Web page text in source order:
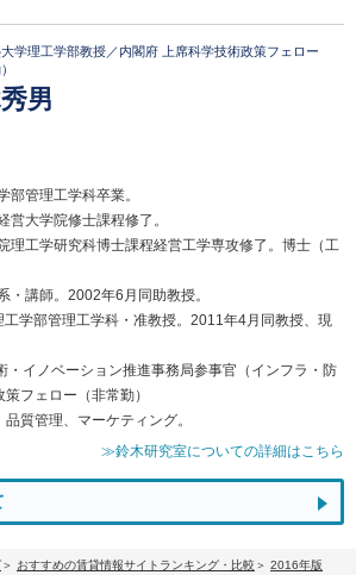
学理工学部教授／内閣府 上席科学技術政策フェロー
男
部管理工学科卒業。
営大学院修士課程修了。
理工学研究科博士課程経営工学専攻修了。博士（工
・講師。2002年6月同助教授。
学部管理工学科・准教授。2011年4月同教授、現
・イノベーション推進事務局参事官（インフラ・防
フェロー（非常勤）
質管理、マーケティング。
≫鈴木研究室についての詳細はこちら
おすすめの賃貸情報サイトランキング・比較
2016年版